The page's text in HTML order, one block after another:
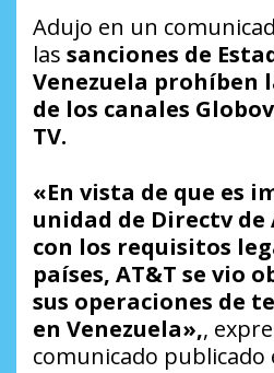
Adujo en un
las sanciones de
Venezuela prohíben
de los canales
TV.
«En vista de que es
unidad de Directv de
con los requisitos
países, AT&T se vio
sus operaciones de
en Venezuela»,,
comunicado publicado